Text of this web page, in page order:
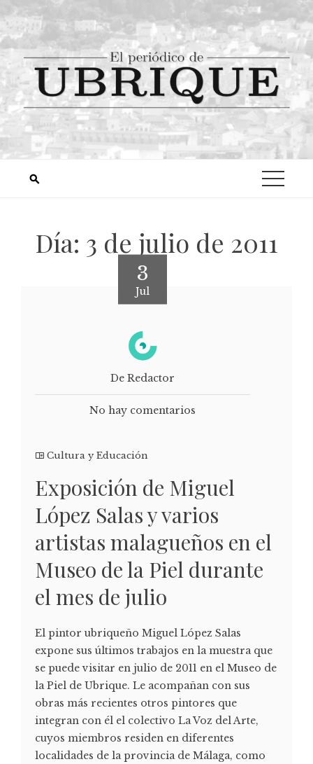
Día: 3 de julio de 2011
3
Jul
De Redactor
No hay comentarios
Cultura y Educación
Exposición de Miguel
López Salas y varios
artistas malagueños en el
Museo de la Piel durante
el mes de julio
El pintor ubriqueño Miguel López Salas
expone sus últimos trabajos en la muestra que
se puede visitar en julio de 2011 en el Museo de
la Piel de Ubrique. Le acompañan con sus
obras más recientes otros pintores que
integran con él el colectivo La Voz del Arte,
cuyos miembros residen en diferentes
localidades de la provincia de Málaga, como